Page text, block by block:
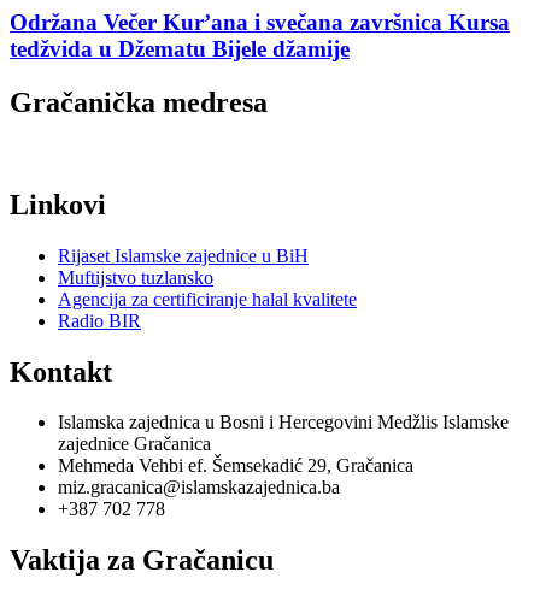
Održana Večer Kur’ana i svečana završnica Kursa
tedžvida u Džematu Bijele džamije
Gračanička medresa
Linkovi
Rijaset Islamske zajednice u BiH
Muftijstvo tuzlansko
Agencija za certificiranje halal kvalitete
Radio BIR
Kontakt
Islamska zajednica u Bosni i Hercegovini Medžlis Islamske
zajednice Gračanica
Mehmeda Vehbi ef. Šemsekadić 29, Gračanica
miz.gracanica@islamskazajednica.ba
+387 702 778
Vaktija za Gračanicu